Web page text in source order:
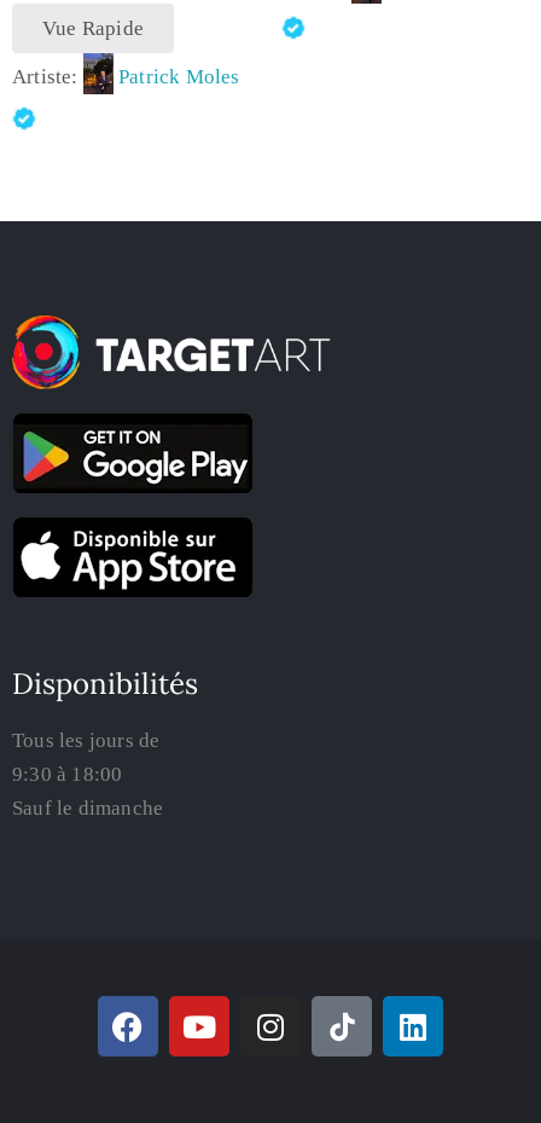
Vue Rapide
Artiste: Patrick Moles
Disponibilités
Tous les jours de
9:30 à 18:00
Sauf le dimanche